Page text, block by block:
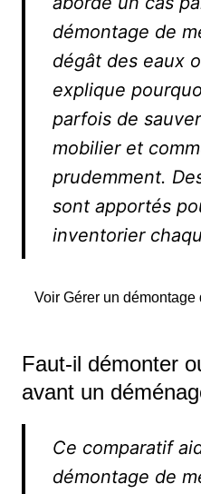
démontage de
dégât des eaux
explique
parfois de
mobilier et
prudemment.
sont apportés
inventorier
Voir Gérer un
Faut-il démonter
avant un
Ce comparatif
démontage de